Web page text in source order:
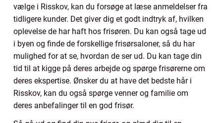
vælge i Risskov, kan du forsøge at læse anmeldelser fra
tidligere kunder. Det giver dig et godt indtryk af, hvilken
oplevelse de har haft hos frisøren. Du kan også tage ud
i byen og finde de forskellige frisørsaloner, så du har
mulighed for at se, hvordan de ser ud. Du kan tage din
tid til at kigge på deres arbejde og spørge frisørerne om
deres ekspertise. Ønsker du at have det bedste hår i
Risskov, kan du også spørge venner og familie om
deres anbefalinger til en god frisør.